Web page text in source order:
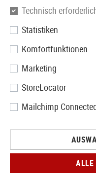
KJ Works
Magazin KC-
30rds
Technisch
Statistiken
Komfortfunktionen
Marketing
StoreLocator
Mailchimp
ALLE